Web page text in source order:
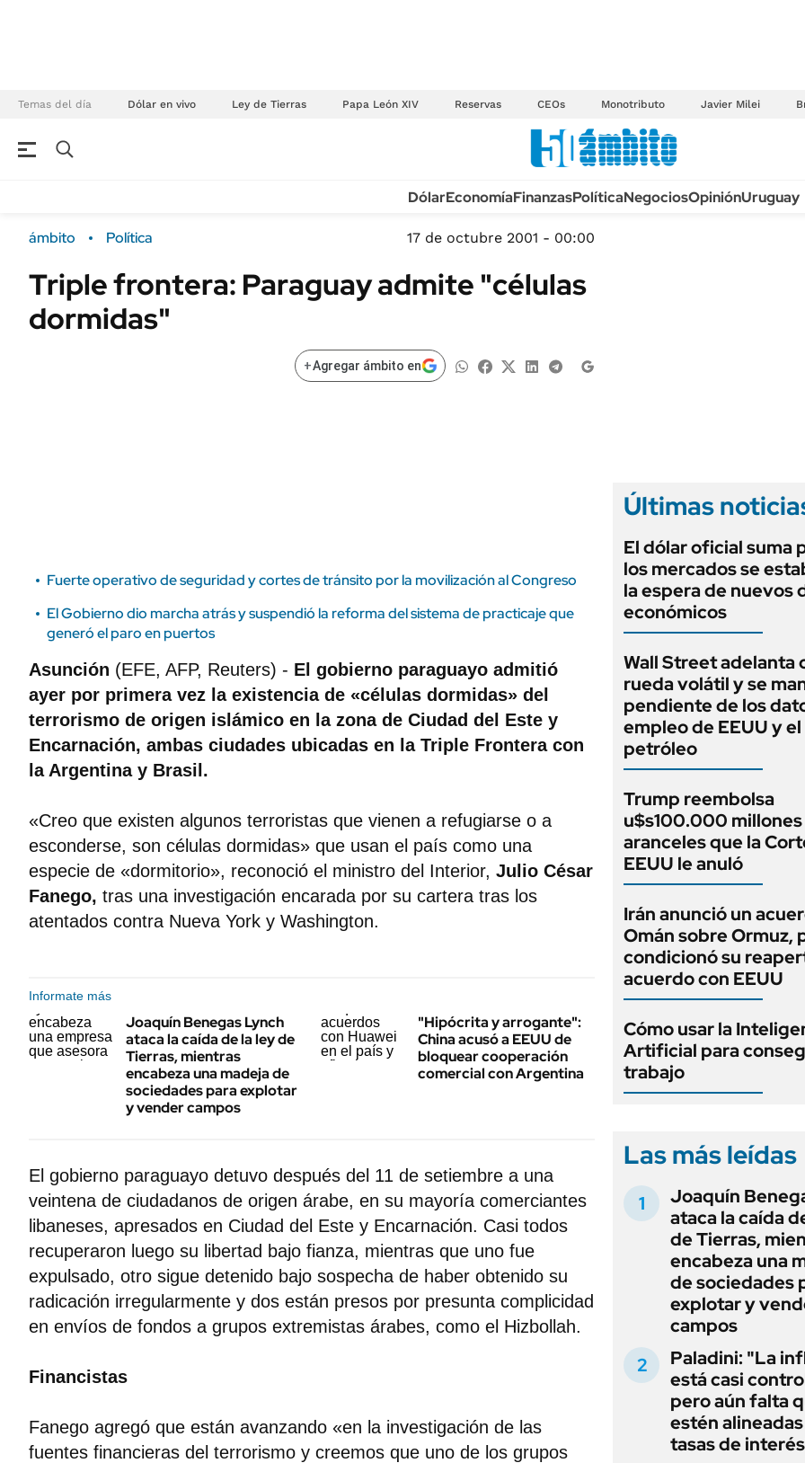
Temas del día Dólar en vivo Ley de Tierras Papa León XIV Reservas CEOs Monotributo Javier Milei
Campo
FINANZAS
Sustentabilidad
POLÍTICA
TECNOLOGÍA
MÉXICO
MUNDO
DólarEconomíaFinanzasPolíticaNegociosOpiniónUruguay
ámbito Política 17 de octubre 2001 - 00:00
Triple frontera: Paraguay admite "células
dormidas"
+Agregar ámbito en
Fuerte operativo de seguridad y cortes de tránsito por la movilización al Congreso
El Gobierno dio marcha atrás y suspendió la reforma del sistema de practicaje que
generó el paro en puertos
Asunción (EFE, AFP, Reuters) - El gobierno paraguayo admitió
ayer por primera vez la existencia de «células dormidas» del
terrorismo de origen islámico en la zona de Ciudad del Este y
Encarnación, ambas ciudades ubicadas en la Triple Frontera con
la Argentina y Brasil.
«Creo que existen algunos terroristas que vienen a refugiarse o a
esconderse, son células dormidas» que usan el país como una
especie de «dormitorio», reconoció el ministro del Interior, Julio César
Fanego, tras una investigación encarada por su cartera tras los
atentados contra Nueva York y Washington.
Informate más
Joaquín Benegas Lynch
ataca la caída de la ley de
Tierras, mientras
encabeza una madeja de
sociedades para explotar
y vender campos
"Hipócrita y arrogante":
China acusó a EEUU de
bloquear cooperación
comercial con Argentina
El gobierno paraguayo detuvo después del 11 de setiembre a una
veintena de ciudadanos de origen árabe, en su mayoría comerciantes
libaneses, apresados en Ciudad del Este y Encarnación. Casi todos
recuperaron luego su libertad bajo fianza, mientras que uno fue
expulsado, otro sigue detenido bajo sospecha de haber obtenido su
radicación irregularmente y dos están presos por presunta complicidad
en envíos de fondos a grupos extremistas árabes, como el Hizbollah.
Financistas
Fanego agregó que están avanzando «en la investigación de las
fuentes financieras del terrorismo y creemos que uno de los grupos
Últimas
El dólar oficial suma
los mercados se
la espera de nuevos
económicos
Wall Street adelanta
rueda volátil y se
pendiente de los
empleo de EEUU y el
petróleo
Trump reembolsa
u$s100.000
aranceles que la
EEUU le anuló
Irán anunció un
Omán sobre Ormuz,
condicionó su
acuerdo con EEUU
Cómo usar la
Artificial para
trabajo
Las más leídas
Joaquín
ataca la caída
de Tierras,
encabeza una
de sociedades
explotar y
campos
Paladini: "La
está casi
pero aún falta
estén
tasas de